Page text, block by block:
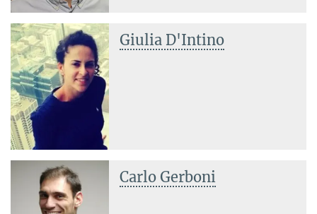
Giulia D'Intino
Carlo Gerboni